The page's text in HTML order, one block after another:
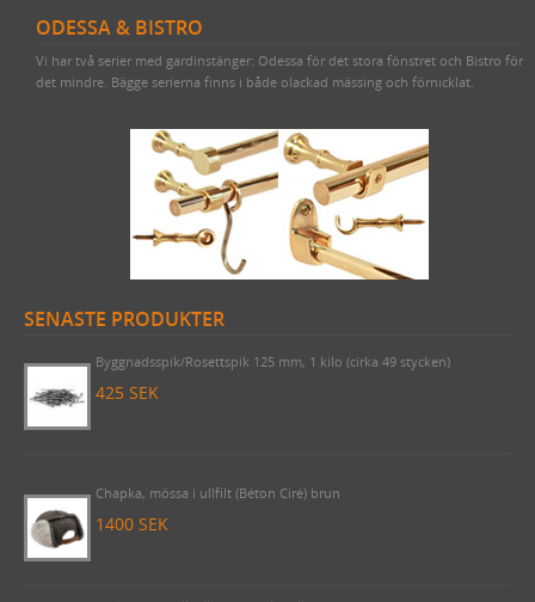
ODESSA & BISTRO
Vi har två serier med gardinstänger: Odessa för det stora fönstret och Bistro för
det mindre. Bägge serierna finns i både olackad mässing och förnicklat.
SENASTE PRODUKTER
Byggnadsspik/Rosettspik 125 mm, 1 kilo (cirka 49 stycken)
425 SEK
Chapka, mössa i ullfilt (Béton Ciré) brun
1400 SEK